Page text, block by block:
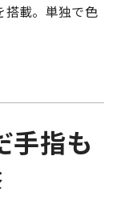
搭載。単独で色
手指も